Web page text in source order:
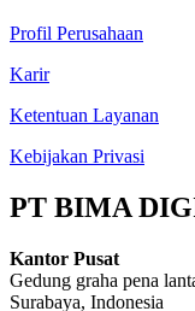
Profil Perusahaan
Karir
Ketentuan Layanan
Kebijakan Privasi
PT BIMA
Kantor Pusat
Gedung graha pena
Surabaya, Indonesia